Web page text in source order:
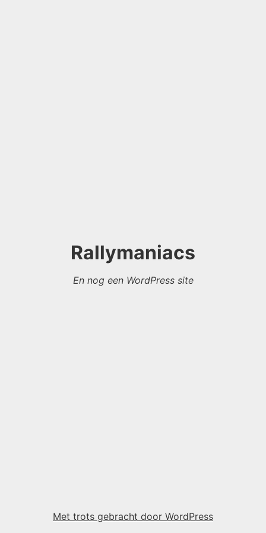
Rallymaniacs
En nog een WordPress site
Met trots gebracht door WordPress